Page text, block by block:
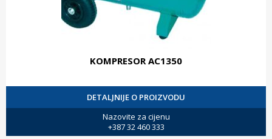
KOMPRESOR AC1350
DETALJNIJE O PROIZVODU
Nazovite za cijenu
+387 32 460 333